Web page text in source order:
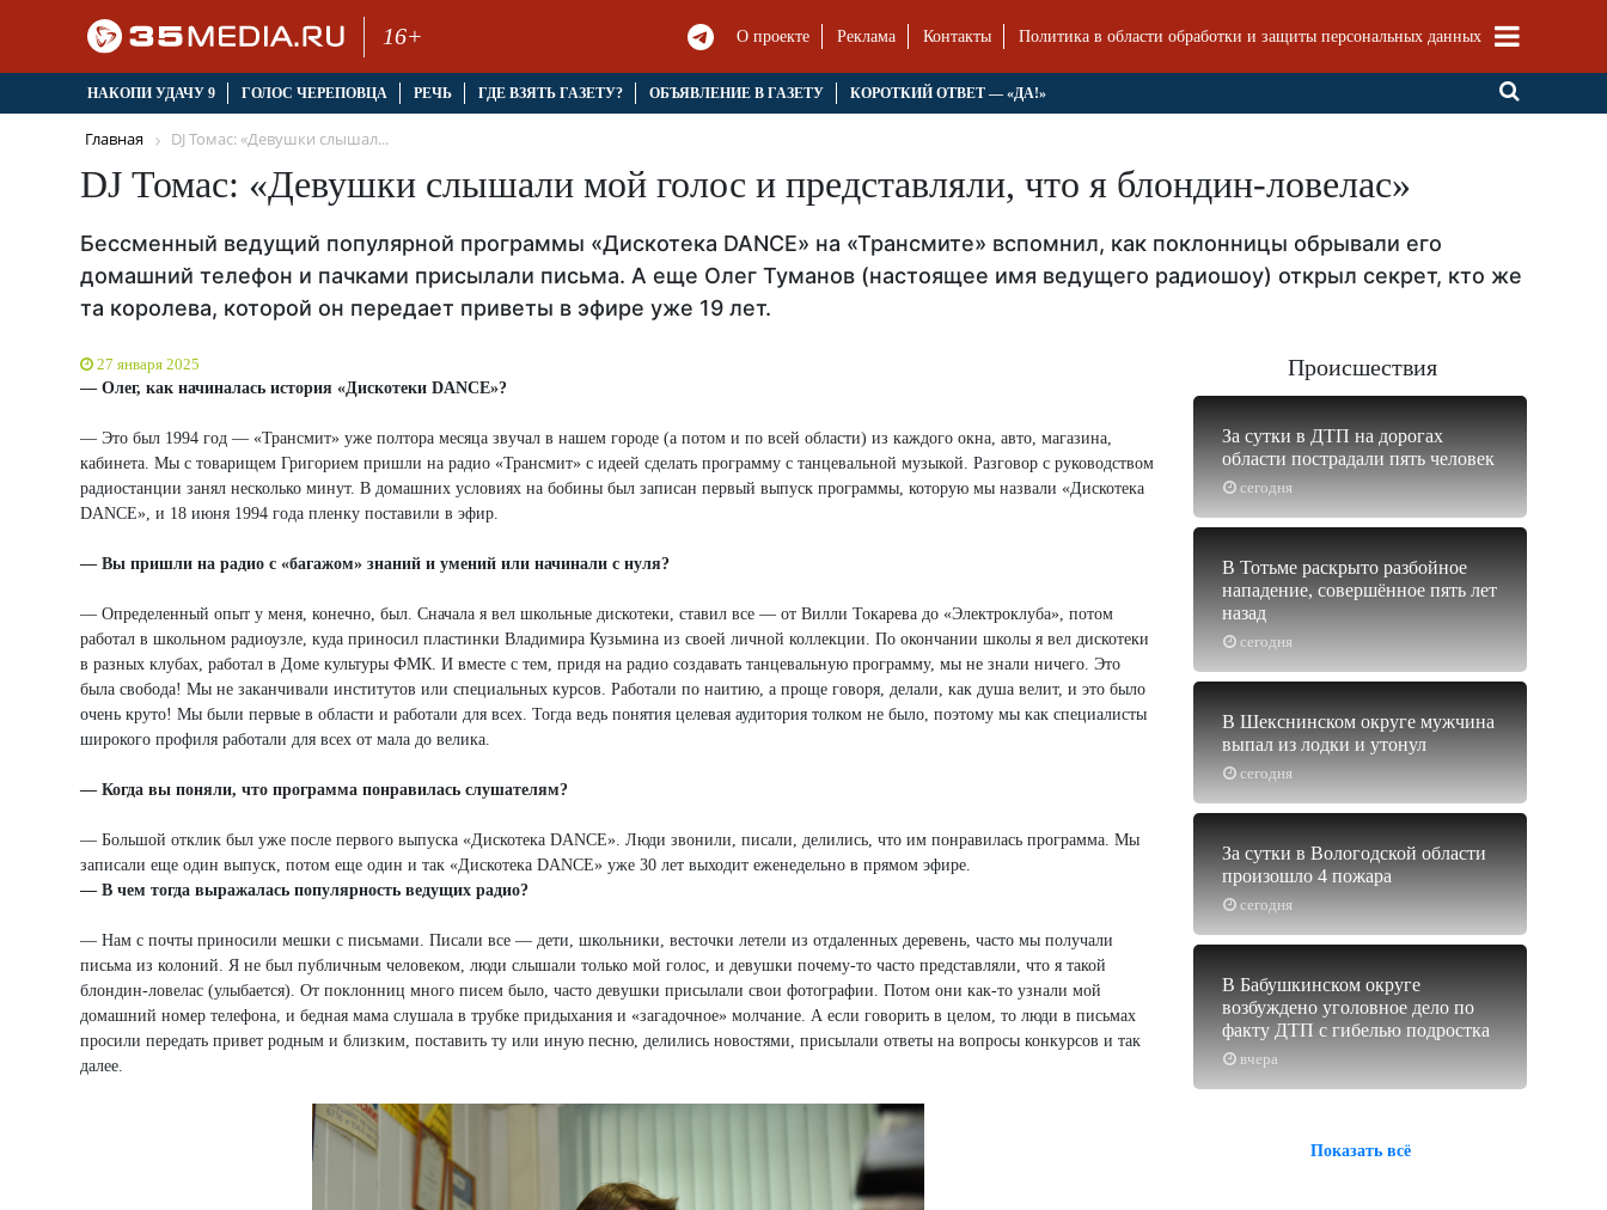
16+ О проекте Реклама Контакты Политика в области обработки и защиты персональных данных
НАКОПИ УДАЧУ 9 ГОЛОС ЧЕРЕПОВЦА РЕЧЬ ГДЕ ВЗЯТЬ ГАЗЕТУ? ОБЪЯВЛЕНИЕ В ГАЗЕТУ КОРОТКИЙ ОТВЕТ — «ДА!»
Главная DJ Томас: «Девушки слышал...
DJ Томас: «Девушки слышали мой голос и представляли, что я блондин-ловелас»
Бессменный ведущий популярной программы «Дискотека DANCE» на «Трансмите» вспомнил, как поклонницы обрывали его
домашний телефон и пачками присылали письма. А еще Олег Туманов (настоящее имя ведущего радиошоу) открыл секрет, кто же
та королева, которой он передает приветы в эфире уже 19 лет.
27 января 2025
— Олег, как начиналась история «Дискотеки DANCE»?
— Это был 1994 год — «Трансмит» уже полтора месяца звучал в нашем городе (а потом и по всей области) из каждого окна, авто, магазина,
кабинета. Мы с товарищем Григорием пришли на радио «Трансмит» с идеей сделать программу с танцевальной музыкой. Разговор с руководством
радиостанции занял несколько минут. В домашних условиях на бобины был записан первый выпуск программы, которую мы назвали «Дискотека
DANCE», и 18 июня 1994 года пленку поставили в эфир.
— Вы пришли на радио с «багажом» знаний и умений или начинали с нуля?
— Определенный опыт у меня, конечно, был. Сначала я вел школьные дискотеки, ставил все — от Вилли Токарева до «Электроклуба», потом
работал в школьном радиоузле, куда приносил пластинки Владимира Кузьмина из своей личной коллекции. По окончании школы я вел дискотеки
в разных клубах, работал в Доме культуры ФМК. И вместе с тем, придя на радио создавать танцевальную программу, мы не знали ничего. Это
была свобода! Мы не заканчивали институтов или специальных курсов. Работали по наитию, а проще говоря, делали, как душа велит, и это было
очень круто! Мы были первые в области и работали для всех. Тогда ведь понятия целевая аудитория толком не было, поэтому мы как специалисты
широкого профиля работали для всех от мала до велика.
— Когда вы поняли, что программа понравилась слушателям?
— Большой отклик был уже после первого выпуска «Дискотека DANCE». Люди звонили, писали, делились, что им понравилась программа. Мы
записали еще один выпуск, потом еще один и так «Дискотека DANCE» уже 30 лет выходит еженедельно в прямом эфире.
— В чем тогда выражалась популярность ведущих радио?
— Нам с почты приносили мешки с письмами. Писали все — дети, школьники, весточки летели из отдаленных деревень, часто мы получали
письма из колоний. Я не был публичным человеком, люди слышали только мой голос, и девушки почему-то часто представляли, что я такой
блондин-ловелас (улыбается). От поклонниц много писем было, часто девушки присылали свои фотографии. Потом они как-то узнали мой
домашний номер телефона, и бедная мама слушала в трубке придыхания и «загадочное» молчание. А если говорить в целом, то люди в письмах
просили передать привет родным и близким, поставить ту или иную песню, делились новостями, присылали ответы на вопросы конкурсов и так
далее.
Происшествия
сегодня
За сутки в ДТП на дорогах
области пострадали пять человек
сегодня
В Тотьме раскрыто разбойное
нападение, совершённое пять лет
назад
сегодня
В Шекснинском округе мужчина
выпал из лодки и утонул
сегодня
За сутки в Вологодской области
произошло 4 пожара
вчера
В Бабушкинском округе
возбуждено уголовное дело по
факту ДТП с гибелью подростка
Показать всё